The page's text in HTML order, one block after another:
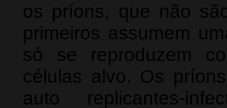
os príons, que não
primeiros assumem
só se reproduzem
células alvo. Os
auto replicantes-